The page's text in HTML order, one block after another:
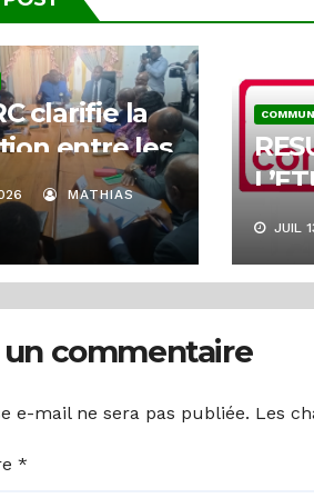
clarifie la
entre les
badges au
sur la
de la
MATHIAS
LA
JUIL
un commentaire
e-mail ne sera pas publiée. Les
*